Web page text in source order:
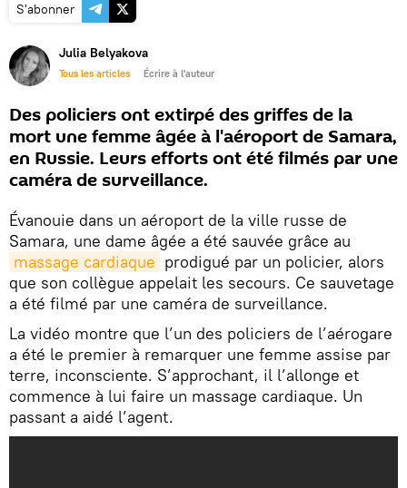
S'abonner
Julia Belyakova
Tous les articles Écrire à l'auteur
Des policiers ont extirpé des griffes de la
mort une femme âgée à l'aéroport de Samara,
en Russie. Leurs efforts ont été filmés par une
caméra de surveillance.
Évanouie dans un aéroport de la ville russe de
Samara, une dame âgée a été sauvée grâce au
massage cardiaque prodigué par un policier, alors
que son collègue appelait les secours. Ce sauvetage
a été filmé par une caméra de surveillance.
La vidéo montre que l’un des policiers de l’aérogare
a été le premier à remarquer une femme assise par
terre, inconsciente. S’approchant, il l’allonge et
commence à lui faire un massage cardiaque. Un
passant a aidé l’agent.